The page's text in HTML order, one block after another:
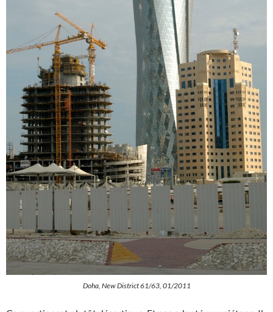
Doha, New District 61/63, 01/2011